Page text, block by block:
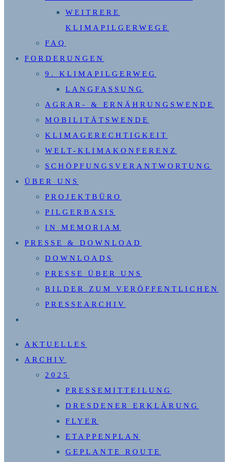
WEITRERE
KLIMAPILGERWEGE
FAQ
FORDERUNGEN
9. KLIMAPILGERWEG
LANGFASSUNG
AGRAR- & ERNÄHRUNGSWENDE
MOBILITÄTSWENDE
KLIMAGERECHTIGKEIT
WELT-KLIMAKONFERENZ
SCHÖPFUNGSVERANTWORTUNG
ÜBER UNS
PROJEKTBÜRO
PILGERBASIS
IN MEMORIAM
PRESSE & DOWNLOAD
DOWNLOADS
PRESSE ÜBER UNS
BILDER ZUM VERÖFFENTLICHEN
PRESSEARCHIV
UMSCHALTEN
AKTUELLES
ARCHIV
2025
PRESSEMITTEILUNG
DRESDENER ERKLÄRUNG
FLYER
ETAPPENPLAN
GEPLANTE ROUTE